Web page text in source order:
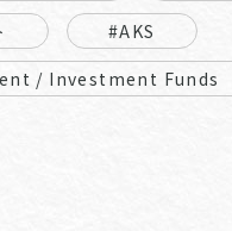
#AKS
/ Investment Funds